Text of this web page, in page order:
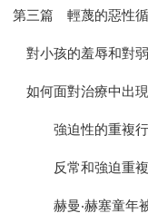
第三篇 輕蔑的惡性
對小孩的羞辱和對
如何面對治療中出
強迫性的重複行
反常和強迫重複
赫曼‧赫塞童年被